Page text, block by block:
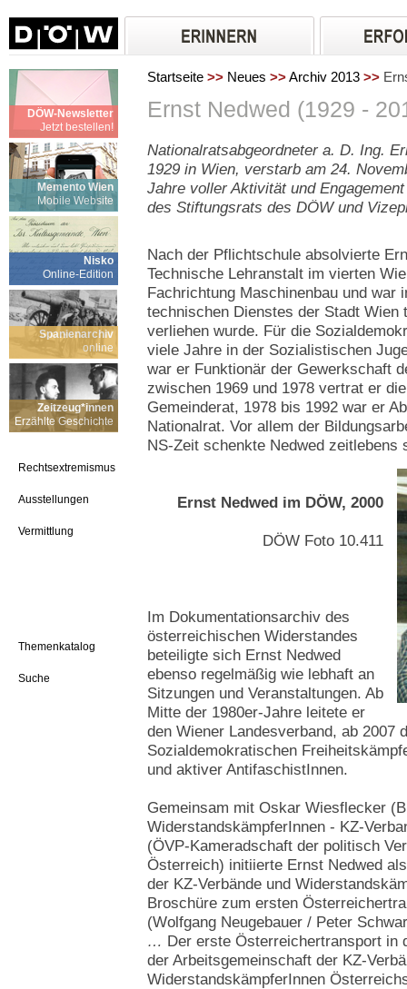
DÖW-Newsletter
Jetzt bestellen!
Memento Wien
Mobile Website
Nisko
Online-Edition
Spanienarchiv
online
Zeitzeug*innen
Erzählte Geschichte
Rechtsextremismus
Ausstellungen
Vermittlung
Themenkatalog
Suche
Startseite >> Neues >>Archiv 2013 >>
Ernst Nedwed (1929 -
Nationalratsabgeordneter a. D. Ing.
1929 in Wien, verstarb am 24.
Jahre voller Aktivität und
des Stiftungsrats des DÖW und
Nach der Pflichtschule absolvierte
Technische Lehranstalt im vierten
Fachrichtung Maschinenbau und war
technischen Dienstes der Stadt Wien
verliehen wurde. Für die
viele Jahre in der Sozialistischen
war er Funktionär der Gewerkschaft
zwischen 1969 und 1978 vertrat er
Gemeinderat, 1978 bis 1992 war er
Nationalrat. Vor allem der
NS-Zeit schenkte Nedwed zeitlebens
Ernst Nedwed im DÖW, 2000
DÖW Foto 10.411
Im Dokumentationsarchiv des
österreichischen Widerstandes
beteiligte sich Ernst Nedwed
ebenso regelmäßig wie lebhaft an
Sitzungen und Veranstaltungen. Ab
Mitte der 1980er-Jahre leitete er
den Wiener Landesverband, ab 2007
Sozialdemokratischen
und aktiver AntifaschistInnen.
Gemeinsam mit Oskar Wiesflecker
WiderstandskämpferInnen - KZ-
(ÖVP-Kameradschaft der politisch
Österreich) initiierte Ernst Nedwed
der KZ-Verbände und
Broschüre zum ersten
(Wolfgang Neugebauer / Peter
… Der erste Österreichertransport in
der Arbeitsgemeinschaft der KZ-
WiderstandskämpferInnen